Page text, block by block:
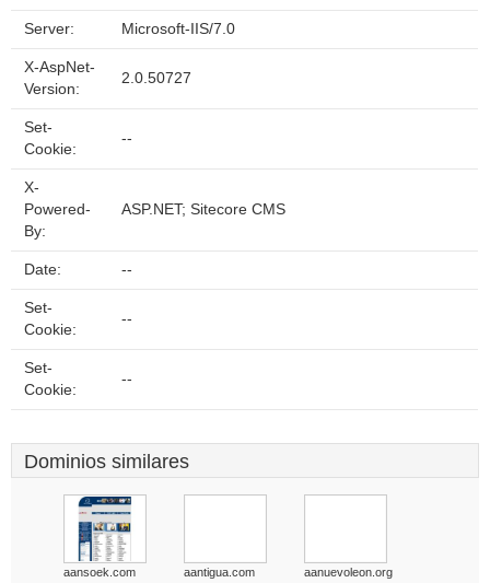
Server: Microsoft-IIS/7.0
X-AspNet-
Version:
2.0.50727
Set-
Cookie:
--
X-
Powered-
By:
ASP.NET; Sitecore CMS
Date: --
Set-
Cookie:
--
Set-
Cookie:
--
Dominios similares
aansoek.com aantigua.com aanuevoleon.org